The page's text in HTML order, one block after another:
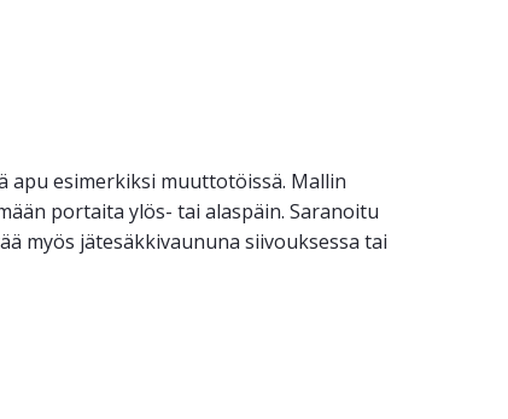
apu esimerkiksi muuttotöissä. Mallin
portaita ylös- tai alaspäin. Saranoitu
myös jätesäkkivaununa siivouksessa tai